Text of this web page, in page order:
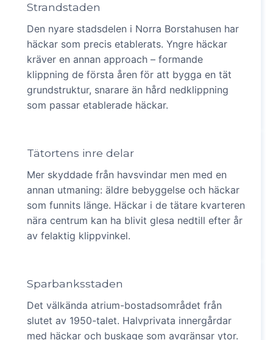
Strandstaden
Den nyare stadsdelen i Norra Borstahusen har
häckar som precis etablerats. Yngre häckar
kräver en annan approach – formande
klippning de första åren för att bygga en tät
grundstruktur, snarare än hård nedklippning
som passar etablerade häckar.
Tätortens inre delar
Mer skyddade från havsvindar men med en
annan utmaning: äldre bebyggelse och häckar
som funnits länge. Häckar i de tätare kvarteren
nära centrum kan ha blivit glesa nedtill efter år
av felaktig klippvinkel.
Sparbanksstaden
Det välkända atrium-bostadsområdet från
slutet av 1950-talet. Halvprivata innergårdar
med häckar och buskage som avgränsar ytor.